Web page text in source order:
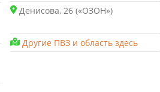
Денисова, 26 («ОЗОН»)
Другие ПВЗ и область здесь